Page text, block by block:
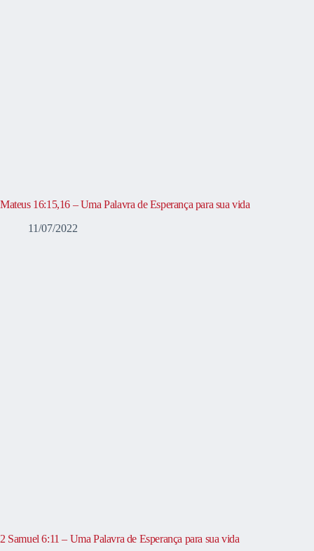
Mateus 16:15,16 – Uma Palavra de Esperança para sua vida
11/07/2022
2 Samuel 6:11 – Uma Palavra de Esperança para sua vida